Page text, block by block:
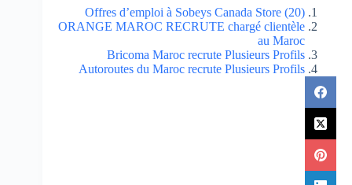
(20) Offres d’emploi à Sobeys Canada Store
ORANGE MAROC RECRUTE chargé clientèle
au Maroc
Bricoma Maroc recrute Plusieurs Profils
Autoroutes du Maroc recrute Plusieurs Profils